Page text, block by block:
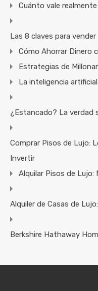
Cuánto vale
Las 8 claves para
Cómo Ahorrar Dinero
Estrategias de
La inteligencia
¿Estancado? La verdad
Comprar Pisos de Lujo:
Invertir
Alquilar Pisos de Lujo:
Alquiler de Casas de
Berkshire Hathaway